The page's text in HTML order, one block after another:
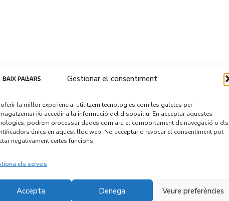
Gestionar el consentiment
oferir la millor experiència, utilitzem tecnologies com les galetes per
i/o accedir a la informació del dispositiu. En acceptar aquestes
podrem processar dades com ara el comportament de navegació o els
únics en aquest lloc web. No acceptar o revocar el consentiment pot
negativament certes funcions.
els serveis
Accepta Denega Veure preferències